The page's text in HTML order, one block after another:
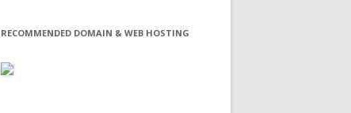
RECOMMENDED DOMAIN & WEB HOSTING